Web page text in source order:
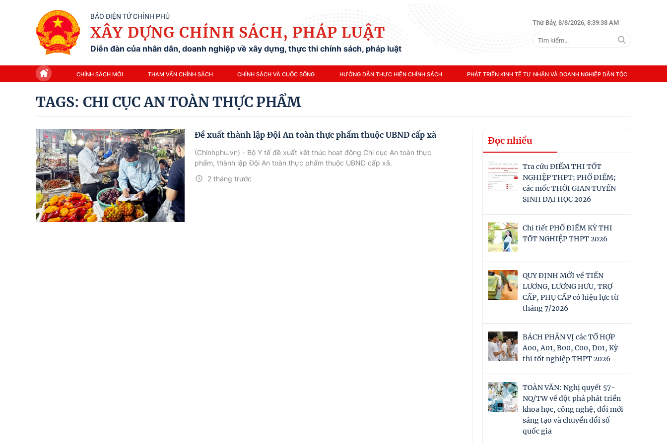
BÁO ĐIỆN TỬ CHÍNH PHỦ
XÂY DỰNG CHÍNH SÁCH, PHÁP LUẬT
Diễn đàn của nhân dân, doanh nghiệp về xây dựng, thực thi chính sách, pháp luật
Thứ Bảy, 8/8/2026, 8:39:39 AM
CHÍNH SÁCH MỚI THAM VẤN CHÍNH SÁCH CHÍNH SÁCH VÀ CUỘC SỐNG HƯỚNG DẪN THỰC HIỆN CHÍNH SÁCH PHÁT TRIỂN KINH TẾ TƯ NHÂN VÀ DOANH NGHIỆP DÂN TỘC
TAGS: CHI CỤC AN TOÀN THỰC PHẨM
Đề xuất thành lập Đội An toàn thực phẩm thuộc UBND cấp xã
2 tháng trước
(Chinhphu.vn) - Bộ Y tế đề xuất kết thúc hoạt động Chi cục An toàn thực
phẩm, thành lập Đội An toàn thực phẩm thuộc UBND cấp xã.
Đọc nhiều
Tra cứu ĐIỂM THI TỐT
NGHIỆP THPT; PHỔ ĐIỂM;
các mốc THỜI GIAN TUYỂN
SINH ĐẠI HỌC 2026
Chi tiết PHỔ ĐIỂM KỲ THI
TỐT NGHIỆP THPT 2026
QUY ĐỊNH MỚI về TIỀN
LƯƠNG, LƯƠNG HƯU, TRỢ
CẤP, PHỤ CẤP có hiệu lực từ
tháng 7/2026
BÁCH PHÂN VỊ các TỔ HỢP
A00, A01, B00, C00, D01, Kỳ
thi tốt nghiệp THPT 2026
TOÀN VĂN: Nghị quyết 57-
NQ/TW về đột phá phát triển
khoa học, công nghệ, đổi mới
sáng tạo và chuyển đổi số
quốc gia